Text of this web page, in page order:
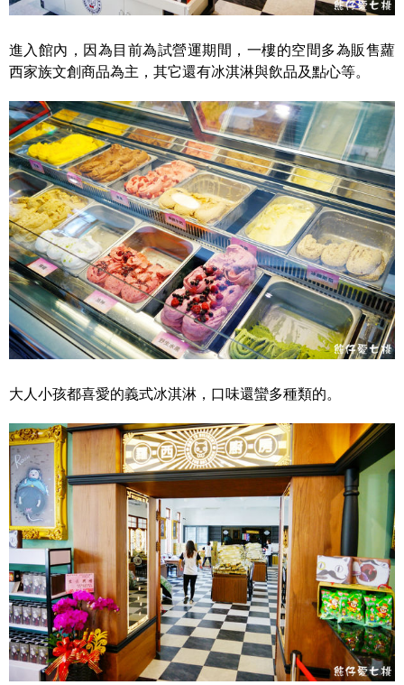
進入館內，因為目前為試營運期間，一樓的空間多為販售蘿
西家族文創商品為主，其它還有冰淇淋與飲品及點心等。
大人小孩都喜愛的義式冰淇淋，口味還蠻多種類的。